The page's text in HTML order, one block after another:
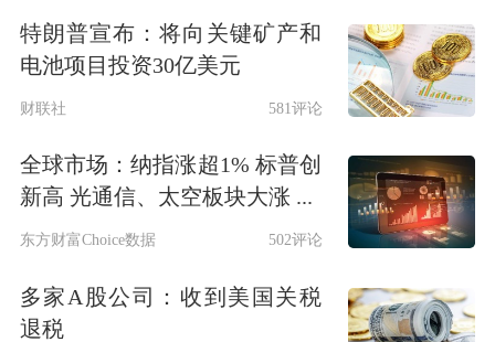
场形成正向情绪传导，人民币汇率过去
一段时间连续升值，也进一步吸引外资
项宏观数据呈现向好态势，市场对经济
复苏信心进一步增强，而作为“十五
出台，叠加宽松流动性环境，风险偏好
特朗普宣布：将向关键矿产和
电池项目投资30亿美元
财联社 581评论
全球市场：纳指涨超1% 标普创
新高 光通信、太空板块大涨 ...
东方财富Choice数据 502评论
多家A股公司：收到美国关税
退税